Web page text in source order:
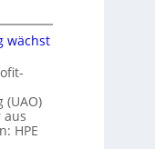
wächst
aus
HPE